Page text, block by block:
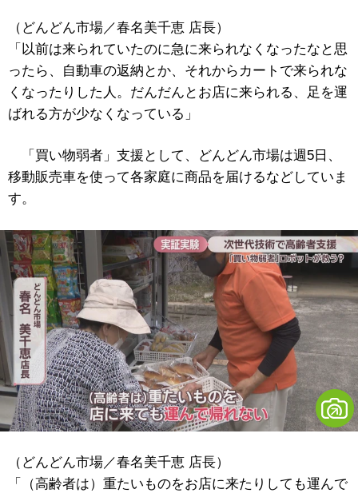
（どんどん市場／春名美千恵 店長）
「以前は来られていたのに急に来られなくなったなと思
ったら、自動車の返納とか、それからカートで来られな
くなったりした人。だんだんとお店に来られる、足を運
ばれる方が少なくなっている」
「買い物弱者」支援として、どんどん市場は週5日、
移動販売車を使って各家庭に商品を届けるなどしていま
す。
（どんどん市場／春名美千恵 店長）
「（高齢者は）重たいものをお店に来たりしても運んで